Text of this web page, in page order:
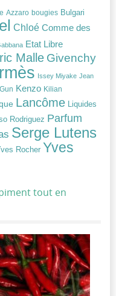
Azzaro bougies Bulgari
Chloé Comme des
Etat Libre
Malle Givenchy
Issey Miyake Jean
Kenzo Kilian
Lancôme Liquides
Rodriguez Parfum
Serge Lutens
Rocher Yves
tout en